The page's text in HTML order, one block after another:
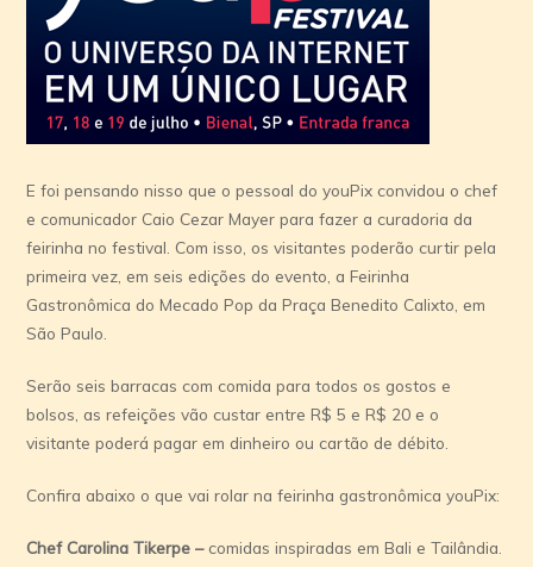
E foi pensando nisso que o pessoal do youPix convidou o chef
e comunicador Caio Cezar Mayer para fazer a curadoria da
feirinha no festival. Com isso, os visitantes poderão curtir pela
primeira vez, em seis edições do evento, a Feirinha
Gastronômica do Mecado Pop da Praça Benedito Calixto, em
São Paulo.
Serão seis barracas com comida para todos os gostos e
bolsos, as refeições vão custar entre R$ 5 e R$ 20 e o
visitante poderá pagar em dinheiro ou cartão de débito.
Confira abaixo o que vai rolar na feirinha gastronômica youPix:
Chef Carolina Tikerpe –comidas inspiradas em Bali e Tailândia.